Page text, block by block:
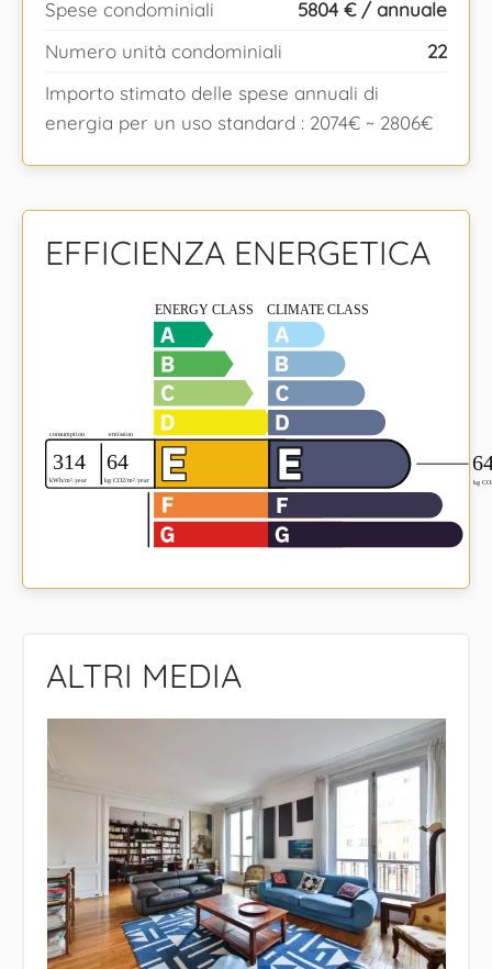
Spese condominiali
5804 € / annuale
Numero unità condominiali
22
Importo stimato delle spese annuali di
energia per un uso standard : 2074€ ~ 2806€
EFFICIENZA ENERGETICA
ALTRI MEDIA